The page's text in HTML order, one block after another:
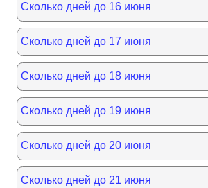
Сколько дней до 16 июня
Сколько дней до 17 июня
Сколько дней до 18 июня
Сколько дней до 19 июня
Сколько дней до 20 июня
Сколько дней до 21 июня